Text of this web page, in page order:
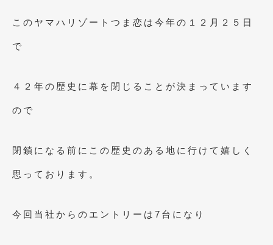
このヤマハリゾートつま恋は今年の１２月２５日
で
４２年の歴史に幕を閉じることが決まっています
ので
閉鎖になる前にこの歴史のある地に行けて嬉しく
思っております。
今回当社からのエントリーは7台になり